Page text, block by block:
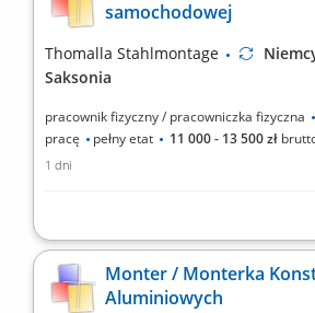
samochodowej
Thomalla Stahlmontage
Saksonia
pracownik fizyczny / pracowniczka fizyczna
pracę
pełny etat 11 000 - 13 500 zł
1 dni
przygotowywanie elementów karoserii
użytkowych do prac lakierniczych (m.in.
szpachlowanie i matowanie powierzchni)
przygotowanie materiałów niezbędnych do
Monter / Monterka
Aluminiowych